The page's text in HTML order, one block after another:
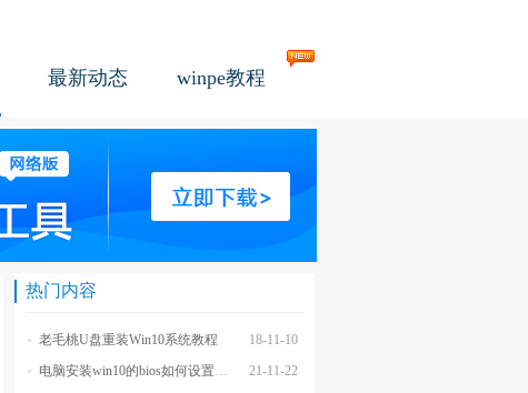
最新动态 winpe教程
热门内容
18-11-10
老毛桃U盘重装Win10系统教程
21-11-22
电脑安装win10的bios如何设置u盘图文教程